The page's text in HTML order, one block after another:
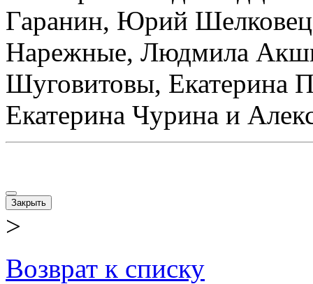
Гаранин, Юрий
Нарежные, Людмила
Шуговитовы, Екатерина
Екатерина Чурина и
Закрыть
>
Возврат к списку